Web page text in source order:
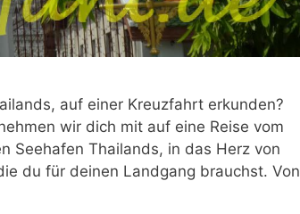
auf einer Kreuzfahrt erkunden?
wir dich mit auf eine Reise vom
Seehafen Thailands, in das Herz von
du für deinen Landgang brauchst. Von